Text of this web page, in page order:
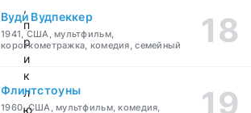
,
п
р
и
к
л
ю
Вуди Вудпеккер
1941, США, мультфильм,
короткометражка, комедия, семейный
Флинтстоуны
1960, США, мультфильм, комедия,